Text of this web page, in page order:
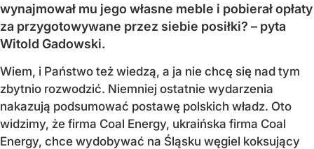
wynajmował mu jego własne meble i pobierał opłaty
za przygotowywane przez siebie posiłki? – pyta
Witold Gadowski.
Wiem, i Państwo też wiedzą, a ja nie chcę się nad tym
zbytnio rozwodzić. Niemniej ostatnie wydarzenia
nakazują podsumować postawę polskich władz. Oto
widzimy, że firma Coal Energy, ukraińska firma Coal
Energy, chce wydobywać na Śląsku węgiel koksujący